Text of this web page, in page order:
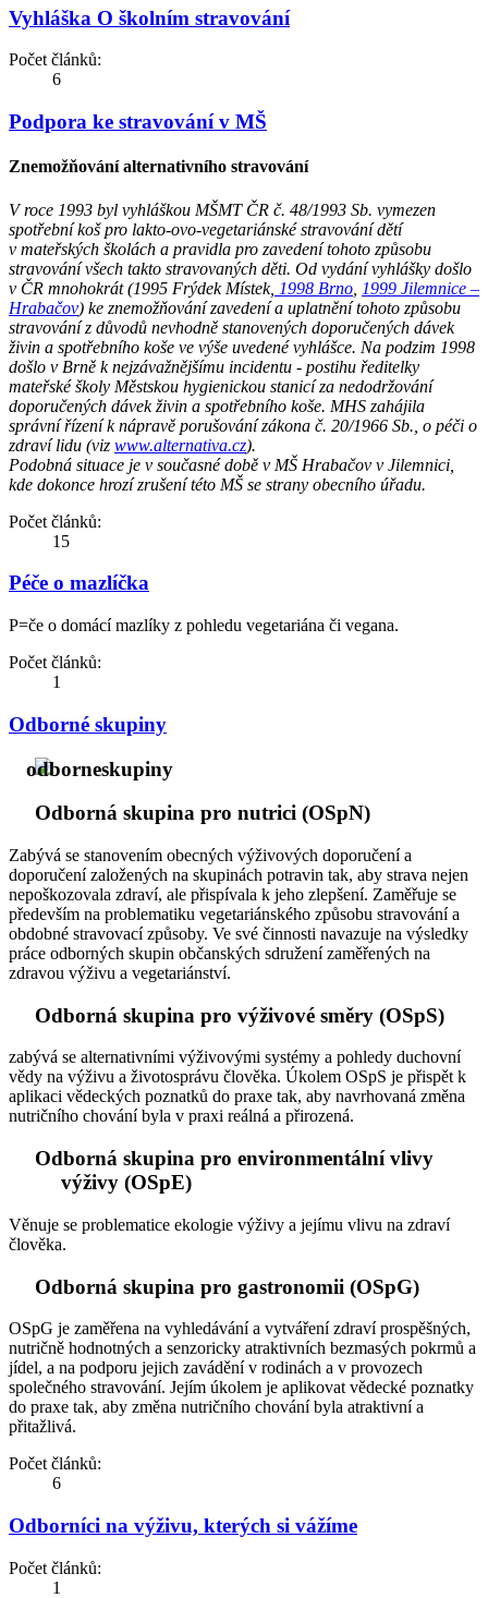
Vyhláška O školním stravování
Počet článků:
6
Podpora ke stravování v MŠ
Znemožňování alternativního stravování
V roce 1993 byl vyhláškou MŠMT ČR č. 48/1993 Sb. vymezen
spotřební koš pro lakto-ovo-vegetariánské stravování dětí
v mateřských školách a pravidla pro zavedení tohoto způsobu
stravování všech takto stravovaných děti. Od vydání vyhlášky došlo
v ČR mnohokrát (1995 Frýdek Místek, 1998 Brno 1999 Jilemnice –
Hrabačov) ke znemožňování zavedení a uplatnění tohoto způsobu
stravování z důvodů nevhodně stanovených doporučených dávek
živin a spotřebního koše ve výše uvedené vyhlášce. Na podzim 1998
došlo v Brně k nejzávažnějšímu incidentu - postihu ředitelky
mateřské školy Městskou hygienickou stanicí za nedodržování
doporučených dávek živin a spotřebního koše. MHS zahájila
správní řízení k nápravě porušování zákona č. 20/1966 Sb., o péči o
zdraví lidu (viz www.alternativa.cz).
Podobná situace je v současné době v MŠ Hrabačov v Jilemnici,
kde dokonce hrozí zrušení této MŠ se strany obecního úřadu.
Počet článků:
15
Péče o mazlíčka
P=če o domácí mazlíky z pohledu vegetariána či vegana.
Počet článků:
1
Odborné skupiny
Odborná skupina pro nutrici (OSpN)
Zabývá se stanovením obecných výživových doporučení a
doporučení založených na skupinách potravin tak, aby strava nejen
nepoškozovala zdraví, ale přispívala k jeho zlepšení. Zaměřuje se
především na problematiku vegetariánského způsobu stravování a
obdobné stravovací způsoby. Ve své činnosti navazuje na výsledky
práce odborných skupin občanských sdružení zaměřených na
zdravou výživu a vegetariánství.
Odborná skupina pro výživové směry (OSpS)
zabývá se alternativními výživovými systémy a pohledy duchovní
vědy na výživu a životosprávu člověka. Úkolem OSpS je přispět k
aplikaci vědeckých poznatků do praxe tak, aby navrhovaná změna
nutričního chování byla v praxi reálná a přirozená.
Odborná skupina pro environmentální vlivy
výživy (OSpE)
Věnuje se problematice ekologie výživy a jejímu vlivu na zdraví
člověka.
Odborná skupina pro gastronomii (OSpG)
OSpG je zaměřena na vyhledávání a vytváření zdraví prospěšných,
nutričně hodnotných a senzoricky atraktivních bez­masých pokrmů a
jídel, a na podporu jejich zavádění v rodinách a v provozech
společného stravování. Jejím úkolem je aplikovat vědecké poznatky
do praxe tak, aby změna nutričního chování byla atraktivní a
přitažlivá.
Počet článků:
6
Odborníci na výživu, kterých si vážíme
Počet článků:
1